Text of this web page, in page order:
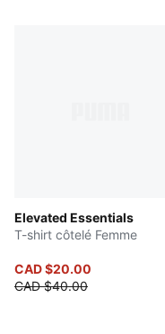
Elevated Essentials
T-shirt côtelé Femme
CAD $20.00
CAD $40.00